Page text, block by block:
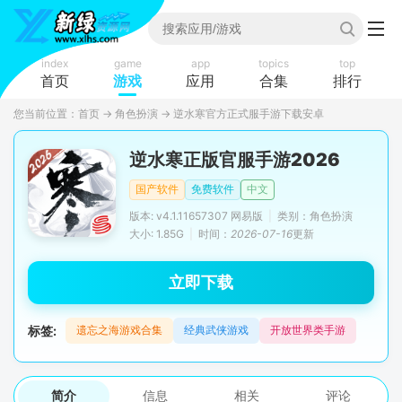
index
首页
game
游戏
app
应用
topics
合集
top
排行
您当前位置： 首页 → 角色扮演 → 逆水寒官方正式服手游下载安卓
逆水寒正版官服手游2026
国产软件 免费软件
中文
版本: v4.1.11657307 网易版
类别：角色扮演
大小: 1.85G
时间： 2026-07-16更新
立即下载
标签: 遗忘之海游戏合集 经典武侠游戏 开放世界类手游
简介 信息 相关 评论